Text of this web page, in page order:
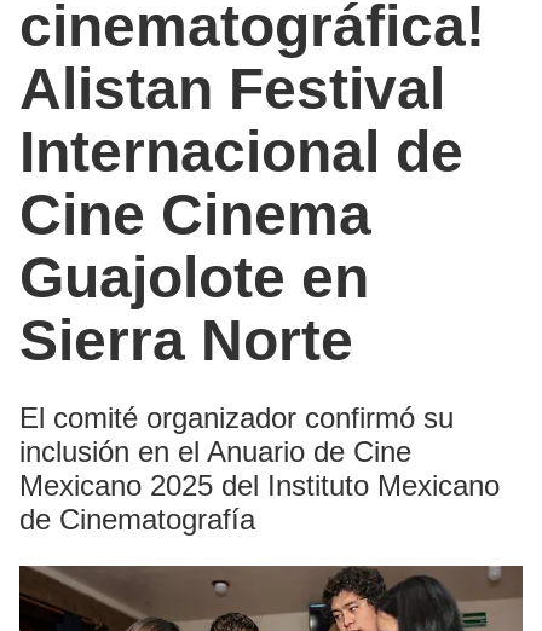
cinematográfica!
Alistan Festival
Internacional de
Cine Cinema
Guajolote en
Sierra Norte
El comité organizador confirmó su
inclusión en el Anuario de Cine
Mexicano 2025 del Instituto Mexicano
de Cinematografía